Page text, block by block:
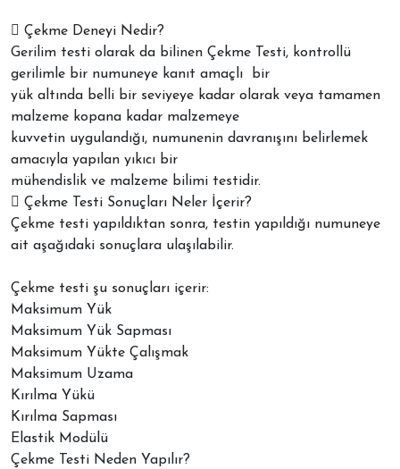
 Çekme Deneyi Nedir?
Gerilim testi olarak da bilinen Çekme Testi, kontrollü
gerilimle bir numuneye kanıt amaçlı bir
yük altında belli bir seviyeye kadar olarak veya tamamen
malzeme kopana kadar malzemeye
kuvvetin uygulandığı, numunenin davranışını belirlemek
amacıyla yapılan yıkıcı bir
mühendislik ve malzeme bilimi testidir.
 Çekme Testi Sonuçları Neler İçerir?
Çekme testi yapıldıktan sonra, testin yapıldığı numuneye
ait aşağıdaki sonuçlara ulaşılabilir.
Çekme testi şu sonuçları içerir:
Maksimum Yük
Maksimum Yük Sapması
Maksimum Yükte Çalışmak
Maksimum Uzama
Kırılma Yükü
Kırılma Sapması
Elastik Modülü
Çekme Testi Neden Yapılır?